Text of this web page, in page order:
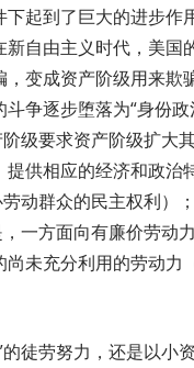
起到了巨大的进步作
自由主义时代，美国
变成资产阶级用来欺
争逐步堕落为“身份政
级要求资产阶级扩大
供相应的经济和政治
动群众的民主权利）
一方面向有廉价劳动
未充分利用的劳动力
徒劳努力，还是以小